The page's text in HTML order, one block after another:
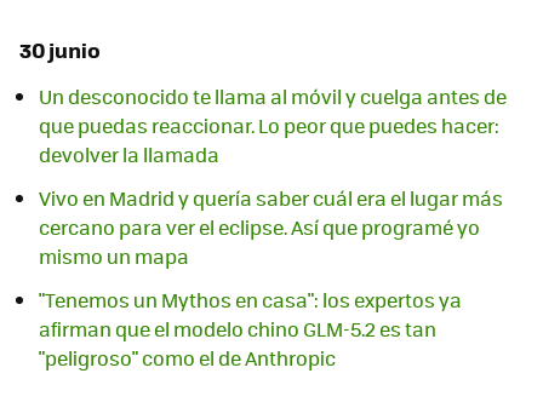
30 junio
Un desconocido te llama al móvil y cuelga antes de
que puedas reaccionar. Lo peor que puedes hacer:
devolver la llamada
Vivo en Madrid y quería saber cuál era el lugar más
cercano para ver el eclipse. Así que programé yo
mismo un mapa
"Tenemos un Mythos en casa": los expertos ya
afirman que el modelo chino GLM-5.2 es tan
"peligroso" como el de Anthropic